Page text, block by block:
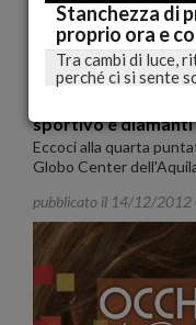
sportivo e diamanti
Eccoci alla quarta
Globo Center
pubblicato il 14/12/2012
Stanchezza di
proprio ora e
Tra cambi di luce,
perché ci si sente